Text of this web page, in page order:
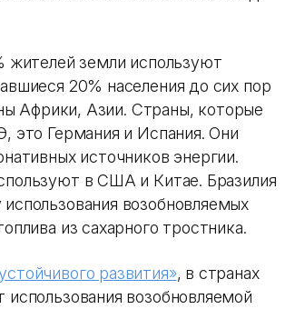
жителей земли используют
20% населения до сих пор
Африки, Азии. Страны, которые
это Германия и Испания. Они
источников энергии.
в США и Китае. Бразилия
возобновляемых
из сахарного тростника.
развития», в странах
возобновляемой